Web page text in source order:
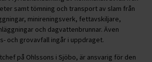
samt tömning och transport av slam från
minireningsverk, fettavskiljare,
och dagvattenbrunnar. Även
och grovavfall ingår i uppdraget.
på Ohlssons i Sjöbo, är ansvarig för den